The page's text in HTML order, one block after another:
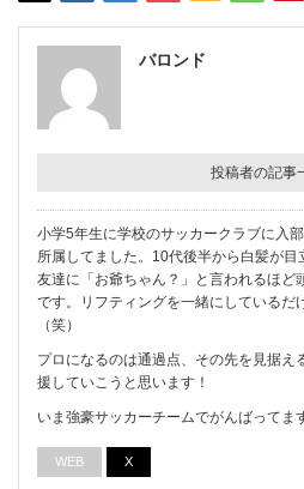
バロンド
投稿者の記事
小学5年生に学校のサッカークラブに入
所属してました。10代後半から白髪が
友達に「お爺ちゃん？」と言われるほど
です。リフティングを一緒にしているだ
（笑）
プロになるのは通過点、その先を見据え
援していこうと思います！
いま強豪サッカーチームでがんばってま
WEB X